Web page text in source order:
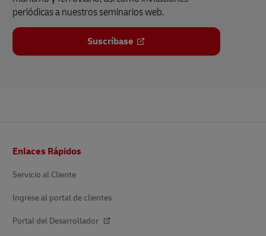
periódicas a nuestros seminarios web.
Suscríbase
de
Enlaces Rápidos
Servicio al Cliente
Ingrese al portal de clientes
Portal del Desarrollador